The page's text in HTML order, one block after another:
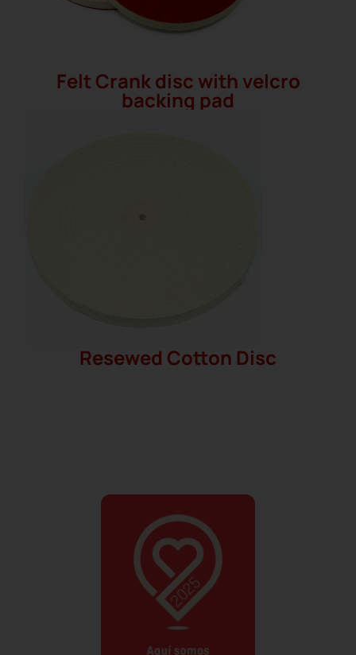
Felt Crank disc with velcro
backing pad
Resewed Cotton Disc